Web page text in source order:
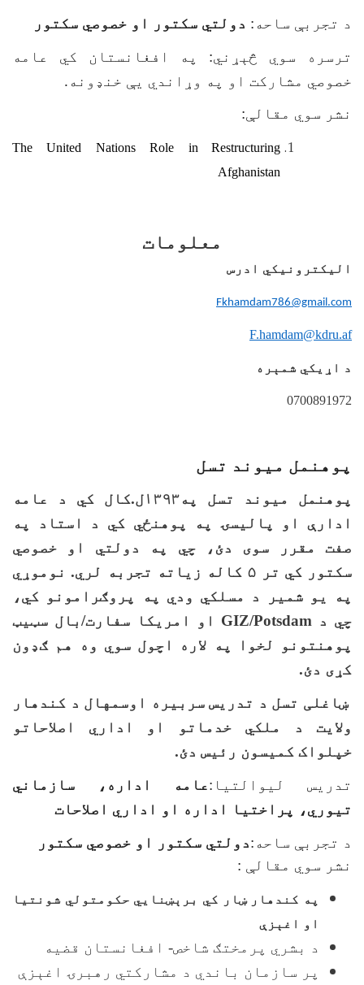
د تجربې ساحه: دولتي سکتور او خصوصي سکتور
ترسره سوي څېړني: په افغانستان کي عامه
خصوصي مشارکت او په وړاندي يې خنډونه.
نشر سوي مقالې:
The United Nations Role in
Restructuring
Afghanistan
معلومات
الیکترونیکي ادرس
Fkhamdam786@gmail.com
F.hamdam@kdru.af
د اړیکي شمېره
0700891972
پوهنمل میوند تسل
پوهنمل میوند تسل په۱۳۹۳ل.کال کي د عامه
ادارې او پالیسۍ په پوهنځي کي د استاد په
صفت مقرر سوی دئ، چي په دولتي او خصوصي
سکتور کي تر ۵ کاله زیاته تجربه لري. نوموړي
په یو شمیر د مسلکي ودي په پروګرامونو کي،
چي د GIZ/Potsdam او امریکا سفارت/بال سټيټ
پوهنتونو لخوا په لاره اچول سوي وه هم ګډون
کړی دئ.
ښاغلی تسل د تدریس سربیره اوسمهال د کندهار
ولایت د ملکي خدماتو او اداري اصلاحاتو
خپلواک کمیسون رئیس دئ.
تدریس لیوالتیا :عامه اداره، سازماني
تیوري، پراختیا اداره او اداري اصلاحات
د تجربې ساحه:دولتي سکتور او خصوصي سکتور
نشر سوي مقالې :
په کندهار ښار کي برېښنايي حکومتولي شونتیا
او اغېزې
د بشري پرمختګ شاخص- افغانستان قضیه
پر سازمان باندي د مشارکتي رهبرۍ اغېزې